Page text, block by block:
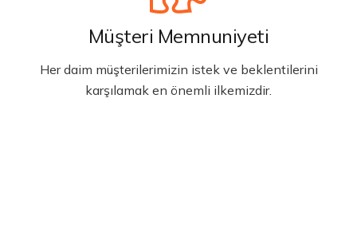
Müşteri Memnuniyeti
Her daim müşterilerimizin istek ve beklentilerini
karşılamak en önemli ilkemizdir.